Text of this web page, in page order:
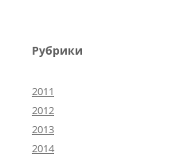
Рубрики
2011
2012
2013
2014